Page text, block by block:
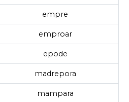
empre
emproar
epode
madrepora
mampara